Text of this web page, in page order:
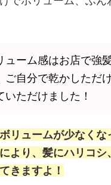
ューム感はお店で強
ご自分で乾かしただ
いただけました！
リュームが少なくな
より、髪にハリコシ
きますよ！